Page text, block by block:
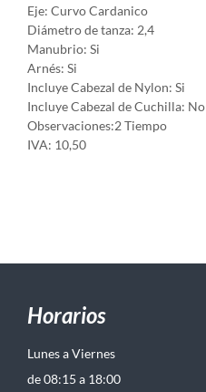
Eje: Curvo Cardanico
Diámetro de tanza: 2,4
Manubrio: Si
Arnés: Si
Incluye Cabezal de Nylon: Si
Incluye Cabezal de Cuchilla: No
Observaciones:2 Tiempo
IVA: 10,50
Horarios
Lunes a Viernes
de 08:15 a 18:00